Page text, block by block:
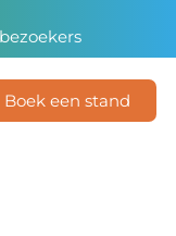
Boek een stand